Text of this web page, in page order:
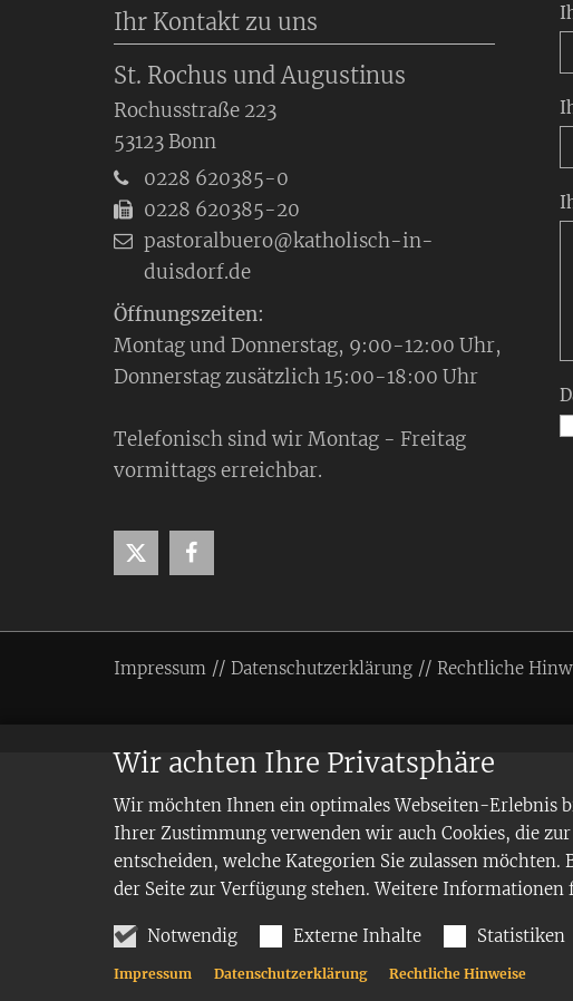
Wir achten Ihre Privatsphäre
Wir möchten Ihnen ein optimales Webseiten-Erlebnis
Ihrer Zustimmung verwenden wir auch Cookies, die
entscheiden, welche Kategorien Sie zulassen
der Seite zur Verfügung stehen. Weitere Informationen
Notwendig Externe Inhalte Statistiken
Impressum Datenschutzerklärung Rechtliche Hinweise
Ihr Kontakt zu uns
St. Rochus und Augustinus
Rochusstraße 223
53123 Bonn
0228 620385-0
0228 620385-20
pastoralbuero@katholisch-in-
duisdorf.de
Öffnungszeiten:
Montag und Donnerstag, 9:00-12:00 Uhr,
Donnerstag zusätzlich 15:00-18:00 Uhr
Telefonisch sind wir Montag - Freitag
vormittags erreichbar.
Impressum Datenschutzerklärung Rechtliche